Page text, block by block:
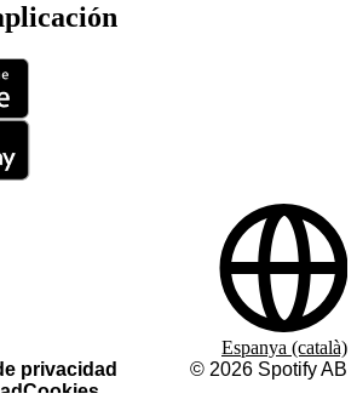
privacidad
Cookies
© 2026 Spotify AB
Espanya (català)